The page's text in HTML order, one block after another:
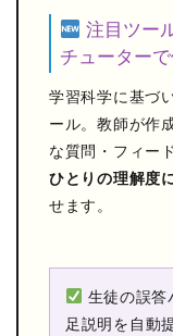
注目ツー
チューター
学習科学に基づ
ール。教師が作
な質問・フィー
ひとりの理解度
せます。
生徒の誤答
足説明を自動